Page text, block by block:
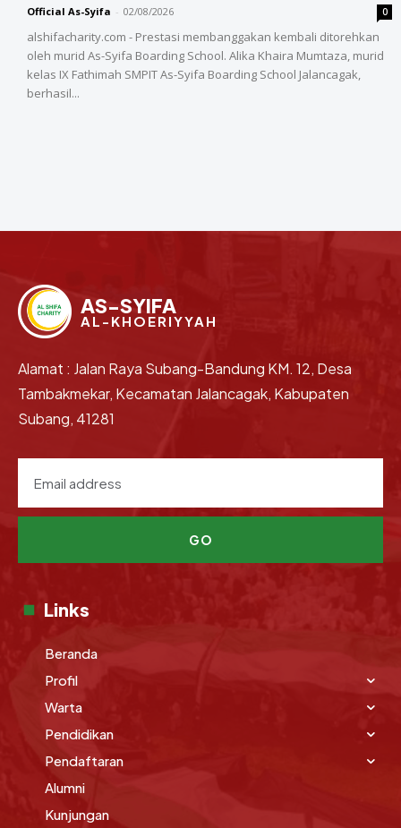
Official As-Syifa - 02/08/2026 0
alshifacharity.com - Prestasi membanggakan kembali ditorehkan
oleh murid As-Syifa Boarding School. Alika Khaira Mumtaza, murid
kelas IX Fathimah SMPIT As-Syifa Boarding School Jalancagak,
berhasil...
AS-SYIFA
AL-KHOERIYYAH
Alamat : Jalan Raya Subang-Bandung KM. 12, Desa
Tambakmekar, Kecamatan Jalancagak, Kabupaten
Subang, 41281
GO
Links
Beranda
Profil
Warta
Pendidikan
Pendaftaran
Alumni
Kunjungan